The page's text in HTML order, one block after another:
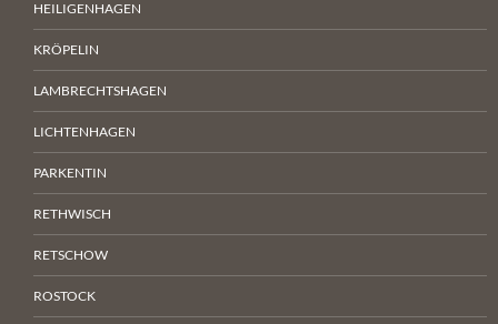
HEILIGENHAGEN
KRÖPELIN
LAMBRECHTSHAGEN
LICHTENHAGEN
PARKENTIN
RETHWISCH
RETSCHOW
ROSTOCK